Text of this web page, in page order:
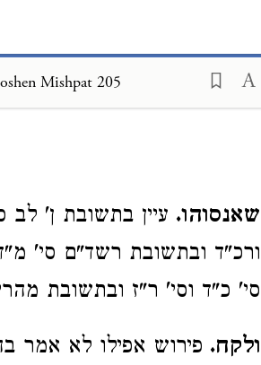
Mishpat 205
שאנסוהו. עיין בתשובת ן'
ורכ"ד ובתשובת רשד"ם סי'
סי' כ"ד וסי' ר"ז ובתשובת
ולקח. פירוש אפילו לא אמר